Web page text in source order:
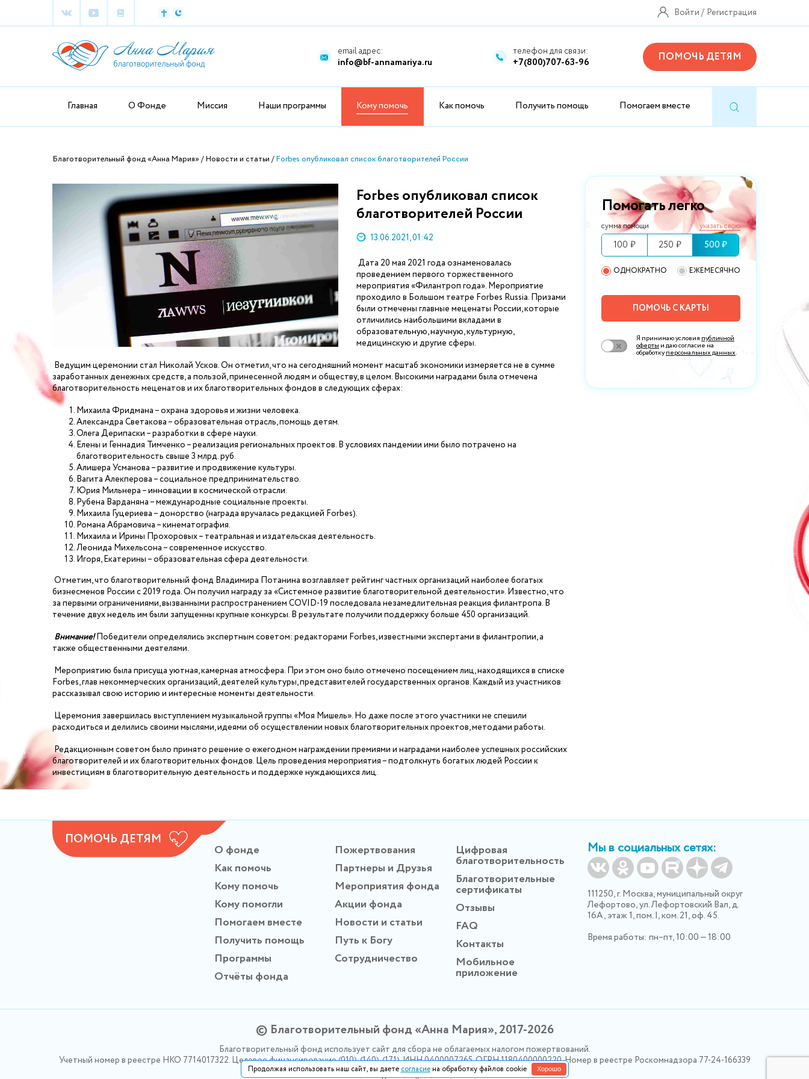
Войти Регистрация
email адрес:
info@bf-annamariya.ru
телефон для связи:
+7(800)707-63-96 ПОМОЧЬ ДЕТЯМ
Главная О Фонде Миссия Наши программы Кому помочь Как помочь Получить помощь Помогаем вместе
Благотворительный фонд «Анна Мария» Новости и статьи Forbes опубликовал список благотворителей России
Помогать легко
сумма помощи указать свою
100 ₽ 250 ₽ 500 ₽
ОДНОКРАТНО ЕЖЕМЕСЯЧНО
ПОМОЧЬ С КАРТЫ
Я принимаю условия публичной
оферты и даю согласие на
обработкуперсональных данных.
Forbes опубликовал список
благотворителей России
13.06.2021, 01:42
Дата 20 мая 2021 года ознаменовалась
проведением первого торжественного
мероприятия «Филантроп года». Мероприятие
проходило в Большом театре Forbes Russia. Призами
были отмечены главные меценаты России, которые
отличились наибольшими вкладами в
образовательную, научную, культурную,
медицинскую и другие сферы.
Ведущим церемонии стал Николай Усков. Он отметил, что на сегодняшний момент масштаб экономики измеряется не в сумме
заработанных денежных средств, а пользой, принесенной людям и обществу, в целом. Высокими наградами была отмечена
благотворительность меценатов и их благотворительных фондов в следующих сферах:
Михаила Фридмана – охрана здоровья и жизни человека.
Александра Светакова – образовательная отрасль, помощь детям.
Олега Дерипаски – разработки в сфере науки.
Елены и Геннадия Тимченко – реализация региональных проектов. В условиях пандемии ими было потрачено на
благотворительность свыше 3 млрд. руб.
Алишера Усманова – развитие и продвижение культуры.
Вагита Алекперова – социальное предпринимательство.
Юрия Мильнера – инновации в космической отрасли.
Рубена Варданяна – международные социальные проекты.
Михаила Гуцериева – донорство (награда вручалась редакцией Forbes).
Романа Абрамовича – кинематография.
Михаила и Ирины Прохоровых – театральная и издательская деятельность.
Леонида Михельсона – современное искусство.
Игоря, Екатерины – образовательная сфера деятельности.
Отметим, что благотворительный фонд Владимира Потанина возглавляет рейтинг частных организаций наиболее богатых
бизнесменов России с 2019 года. Он получил награду за «Системное развитие благотворительной деятельности». Известно, что
за первыми ограничениями, вызванными распространением COVID-19 последовала незамедлительная реакция филантропа. В
течение двух недель им были запущенны крупные конкурсы. В результате получили поддержку больше 450 организаций.
Внимание!Победители определялись экспертным советом: редакторами Forbes, известными экспертами в филантропии, а
также общественными деятелями.
Мероприятию была присуща уютная, камерная атмосфера. При этом оно было отмечено посещением лиц, находящихся в списке
Forbes, глав некоммерческих организаций, деятелей культуры, представителей государственных органов. Каждый из участников
рассказывал свою историю и интересные моменты деятельности.
Церемония завершилась выступлением музыкальной группы «Моя Мишель». Но даже после этого участники не спешили
расходиться и делились своими мыслями, идеями об осуществлении новых благотворительных проектов, методами работы.
Редакционным советом было принято решение о ежегодном награждении премиями и наградами наиболее успешных российских
благотворителей и их благотворительных фондов. Цель проведения мероприятия – подтолкнуть богатых людей России к
инвестициям в благотворительную деятельность и поддержке нуждающихся лиц.
ПОМОЧЬ ДЕТЯМ
О фонде
Как помочь
Кому помочь
Кому помогли
Помогаем вместе
Получить помощь
Программы
Отчёты фонда
Пожертвования
Партнеры и Друзья
Мероприятия фонда
Акции фонда
Новости и статьи
Путь к Богу
Сотрудничество
Цифровая
благотворительность
Благотворительные
сертификаты
Отзывы
FAQ
Контакты
Мобильное
приложение
Мы в социальных сетях:
111250, г. Москва, муниципальный округ
Лефортово, ул. Лефортовский Вал, д.
16А, этаж 1, пом. I, ком. 21, оф. 45.
Время работы: пн–пт, 10:00 — 18:00
© Благотворительный фонд «Анна Мария», 2017-2026
Благотворительный фонд использует сайт для сбора не облагаемых налогом пожертвований.
Учетный номер в реестре НКО 7714017322. Целевое финансирование (010), (140), (171). ИНН 0400007265, ОГРН 1180400000220. Номер в реестре Роскомнадзора 77-24-166339
Политика конфидециальности
Продолжая использовать наш сайт, вы даете согласиена обработку файлов cookie Хорошо